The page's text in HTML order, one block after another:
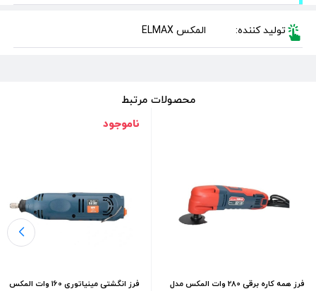
تولید کننده: المکس ELMAX
محصولات مرتبط
فرز همه كاره برقی 280 وات المكس مدل
ناموجود
فرز انگشتی مینیاتوری 160 وات المکس